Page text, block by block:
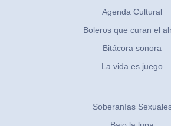
Agenda Cultural
Boleros que curan el
Bitácora sonora
La vida es juego
Soberanías